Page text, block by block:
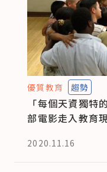
優質教育 趨勢
「每個天資獨特
部電影走入教育
2020.11.16